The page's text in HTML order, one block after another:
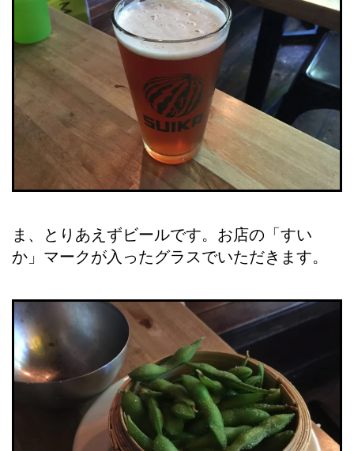
ま、とりあえずビールです。お店の「すい
か」マークが入ったグラスでいただきます。